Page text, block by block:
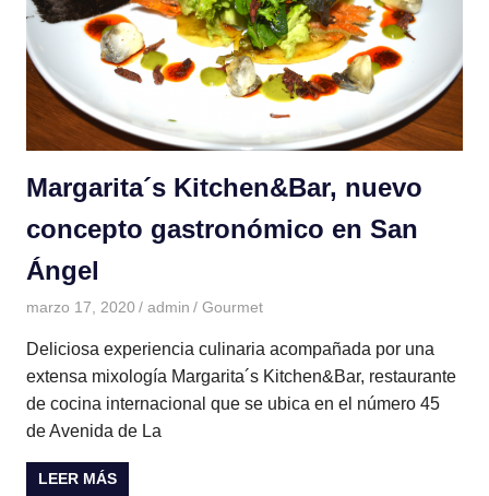
Margarita´s Kitchen&Bar, nuevo
concepto gastronómico en San
Ángel
marzo 17, 2020 admin Gourmet
Deliciosa experiencia culinaria acompañada por una
extensa mixología Margarita´s Kitchen&Bar, restaurante
de cocina internacional que se ubica en el número 45
de Avenida de La
LEER MÁS